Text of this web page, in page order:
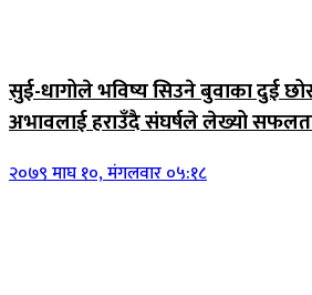
सुई-धागोले भविष्य सिउने बुवाका दुई
अभावलाई हराउँदै संघर्षले लेख्यो
२०७९ माघ १०, मंगलवार ०५:१८